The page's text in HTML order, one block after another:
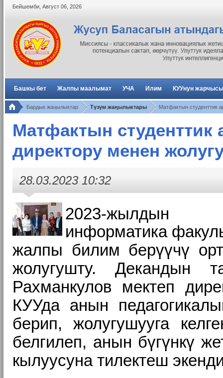
Бейшемби Август 06 2026
Башкы бет Жалпы маалымат УЧА Илим КУУнун жарчысы
Бардык жаңылыктар Түзүм жаңылыктары Матфактын студенттик
Матфактын студенттик
директору менен
28.03.2023 10:32
2023-
информатика
жалпы билим берүүчү
жолугушту.Декандын
Рахманкулов мектеп
КУУда анын
берип,жолугушууга
белгилеп, анын бүгүнкү
кылуусуна тилектеш